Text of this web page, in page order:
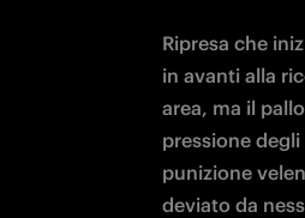
Ripresa che
in avanti alla
area, ma il
pressione
punizione
deviato da